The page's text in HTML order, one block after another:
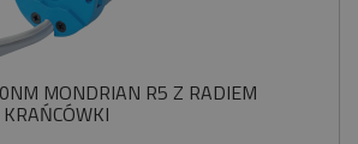
MONDRIAN R5 Z RADIEM